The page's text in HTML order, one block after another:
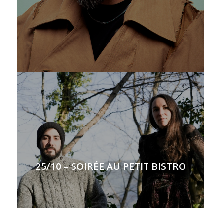
25/10 – SOIRÉE AU PETIT BISTRO